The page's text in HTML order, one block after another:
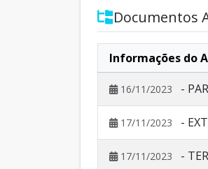
Documentos
Informações do
16/11/2023 -
17/11/2023 -
17/11/2023 -